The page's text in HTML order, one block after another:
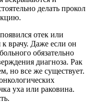
делать прокол
отек или
к врачу. Даже если он
обязательно
диагноза. Рак
но все же существует.
уха или раковина.